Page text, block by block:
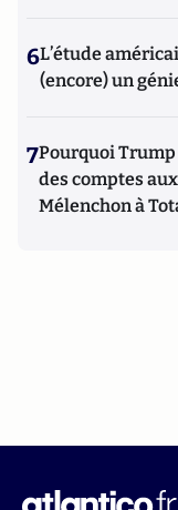
6L’étude
(encore) un
7Pourquoi
des comptes
Mélenchon à